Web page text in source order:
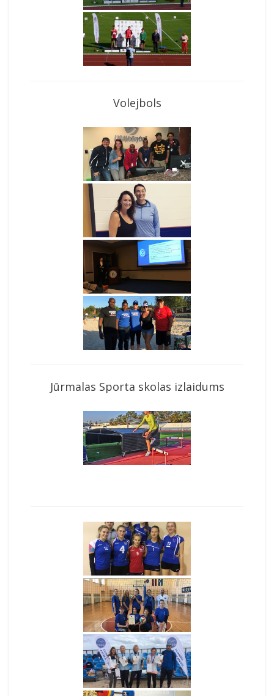
Volejbols
Jūrmalas Sporta skolas izlaidums